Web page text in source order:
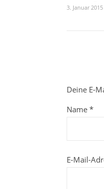
3. Januar 2015
Deine E-
Name *
E-Mail-